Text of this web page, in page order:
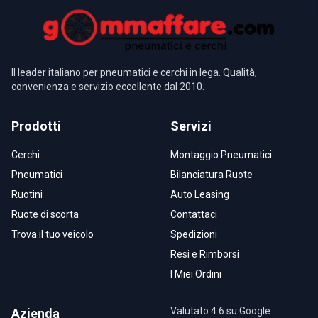
Il leader italiano per pneumatici e cerchi in lega. Qualità,
convenienza e servizio eccellente dal 2010.
Prodotti
Cerchi
Pneumatici
Ruotini
Ruote di scorta
Trova il tuo veicolo
Servizi
Montaggio Pneumatici
Bilanciatura Ruote
Auto Leasing
Contattaci
Spedizioni
Resi e Rimborsi
I Miei Ordini
Azienda Valutato 4.6 su Google